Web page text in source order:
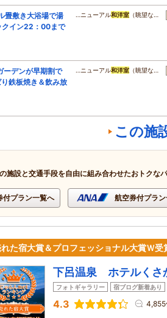
畳敷き大浴場で湯
イン22：00まで
…ニューアル和洋室 （眺望な…
ーデンが早期割で
鉄板焼き＆飲み放
…ニューアル和洋室 （眺望な…
この施
施設と交通手段を自由に組み合わせたおトクな
付プラン一覧へ 航空券付プラ
た宿大賞＆プロフェッショナル大賞Ｗ受
下呂温泉 ホテルくさ
フォトギャラリー 宿ブログ新着あり
4.3 4,855